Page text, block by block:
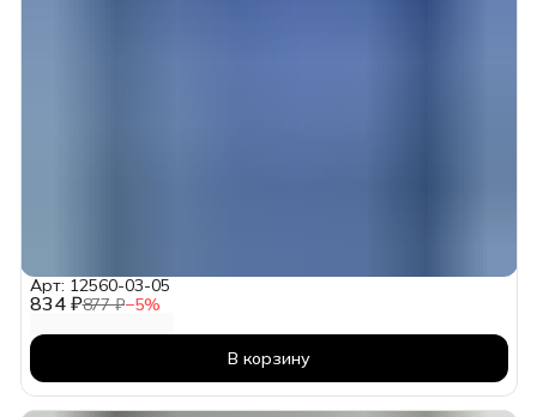
834 ₽877 ₽−5%
Арт: 12560-03-05
В корзину